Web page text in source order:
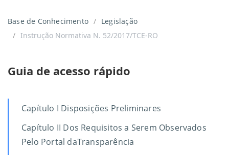
Base de Conhecimento
Legislação
Instrução Normativa N. 52/2017/TCE-RO
Guia de acesso rápido
Capítulo I Disposições Preliminares
Capítulo II Dos Requisitos a Serem Observados
Pelo Portal daTransparência